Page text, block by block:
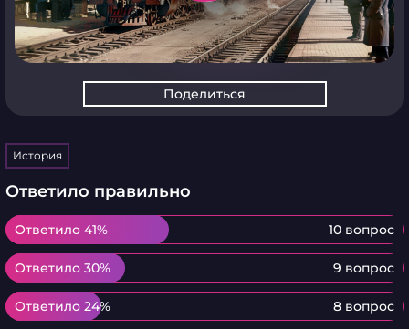
Поделиться
История
Ответило правильно
Ответило 41% 10 вопрос
Ответило 41%
Ответило 30% 9 вопрос
Ответило 30%
Ответило 24% 8 вопрос
Ответило 24%